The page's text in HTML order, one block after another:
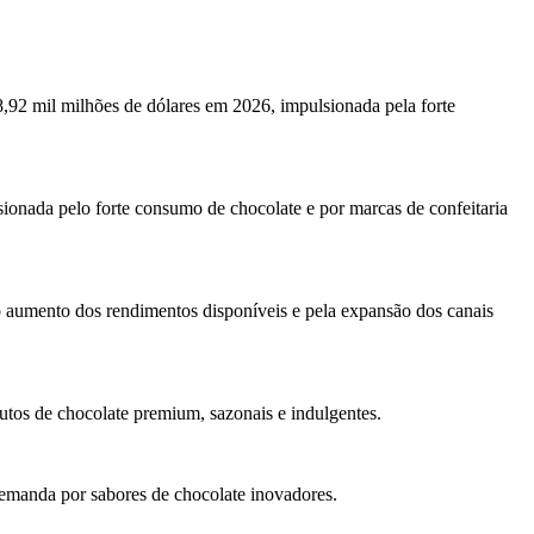
mil milhões de dólares em 2026, impulsionada pela forte
pelo forte consumo de chocolate e por marcas de confeitaria
dos rendimentos disponíveis e pela expansão dos canais
de chocolate premium, sazonais e indulgentes.
por sabores de chocolate inovadores.